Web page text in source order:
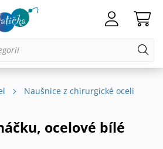
Naušnice z chirurgické oceli
ocelové bílé